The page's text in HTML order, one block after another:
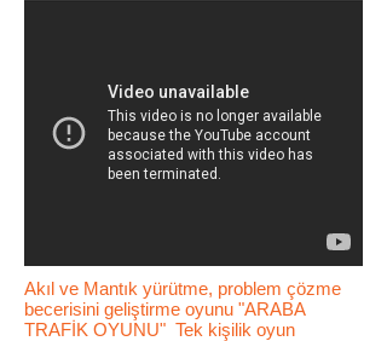
Akıl ve Mantık yürütme, problem çözme
becerisini geliştirme oyunu "ARABA
TRAFİK OYUNU" Tek kişilik oyun